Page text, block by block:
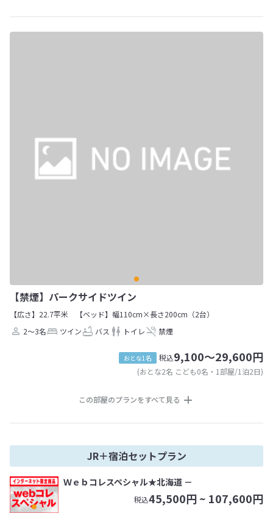
【禁煙】パークサイドツイン
【広さ】22.7平米
【ベッド】幅110cm×長さ200cm（2台）
2～3名
ツイン バス トイレ 禁煙
おとな1名 税込9,100～29,600円
(おとな2名 こども0名・1部屋/1泊2日)
この部屋のプランをすべて見る
JR＋宿泊セットプラン
Ｗｅｂコレスペシャル★北海道 －
税込45,500円 ~ 107,600円